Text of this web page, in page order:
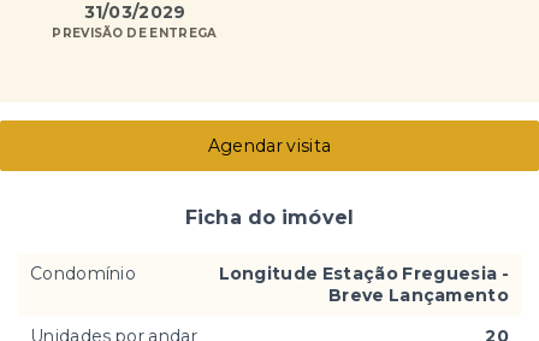
31/03/2029
PREVISÃO DE ENTREGA
Agendar visita
Ficha do imóvel
Condomínio
Longitude Estação Freguesia -
Breve Lançamento